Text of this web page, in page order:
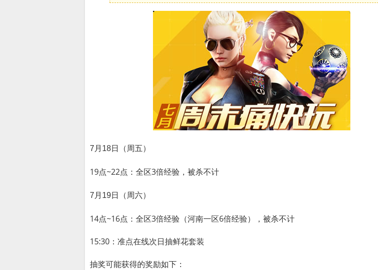
7月18日（周五）
19点~22点：全区3倍经验，被杀不计
7月19日（周六）
14点~16点：全区3倍经验（河南一区6倍经验），被杀不计
15:30：准点在线次日抽鲜花套装
抽奖可能获得的奖励如下：